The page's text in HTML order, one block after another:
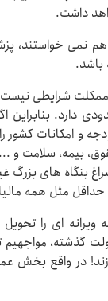
داشت.
نمی خواستند،
باشد.
ممکلت شرایطی
دارد. بنابراین
و امکانات کشور را
بیمه، سلامت
بنگاه های بزرگ
حداقل مثل همه
ای را
گذشته، مواجهیم
در واقع بخش